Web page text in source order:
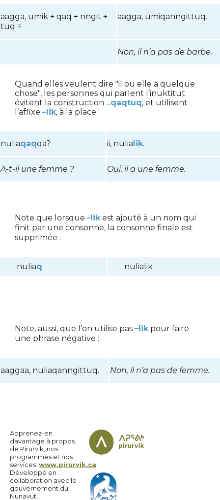
aagga, umik + qaq + nngit +
tuq =
aagga, umiqanngittuq.
Non, il n’a pas de barbe.
Quand elles veulent dire "il ou elle a quelque
chose", les personnes qui parlent l’inuktitut
évitent la construction ...qaqtuq, et utilisent
l’affixe –lik, à la place :
nuliaqaqqa? ii, nulia lik.
A-t-il une femme ? Oui, il a une femme.
Note que lorsque -likest ajouté à un nom qui
finit par une consonne, la consonne finale est
supprimée :
nuliaq nulialik
Note, aussi, que l’on utilise pas –likpour faire
une phrase négative :
aaggaa, nuliaqanngittuq. Non, il n’a pas de femme.
Apprenez-en
davantage à propos
de Pirurvik, nos
programmes et nos
services: www.pirurvik.ca
Développé en
collaboration avec le
gouvernement du
Nunavut.